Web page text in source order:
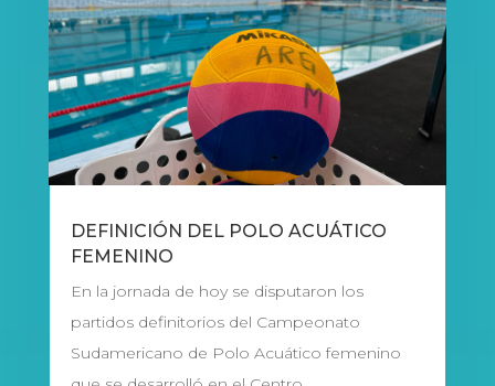
DEFINICIÓN DEL POLO ACUÁTICO
FEMENINO
En la jornada de hoy se disputaron los
partidos definitorios del Campeonato
Sudamericano de Polo Acuático femenino